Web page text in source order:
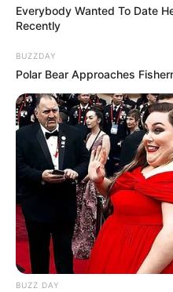
Everybody Wanted To Date
Recently
BUZZDAY
Polar Bear Approaches
BUZZ DAY